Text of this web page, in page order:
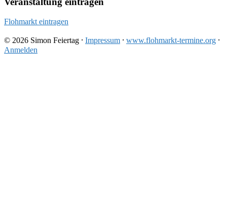
Flohmarkt eintragen
© 2026 Simon Feiertag ⸱ Impressum ⸱ www.flohmarkt-termine.org ⸱
Anmelden